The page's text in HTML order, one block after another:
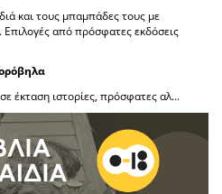
και τους μπαμπάδες τους με
από πρόσφατες εκδόσεις
έκταση ιστορίες, πρόσφατες αλ...